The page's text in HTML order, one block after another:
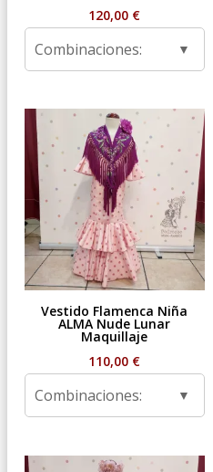
120,00 €
Combinaciones:
Vestido Flamenca Niña
ALMA Nude Lunar
Maquillaje
110,00 €
Combinaciones: